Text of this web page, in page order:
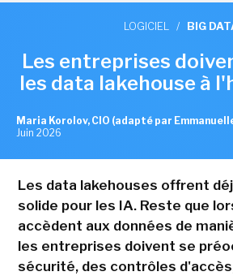
LOGICIEL / BIG
Les entreprises
les data lakehouse à
Maria Korolov, CIO (adapté par
Juin 2026
Les data lakehouses offrent
solide pour les IA. Reste que
accèdent aux données de
les entreprises doivent se
sécurité, des contrôles